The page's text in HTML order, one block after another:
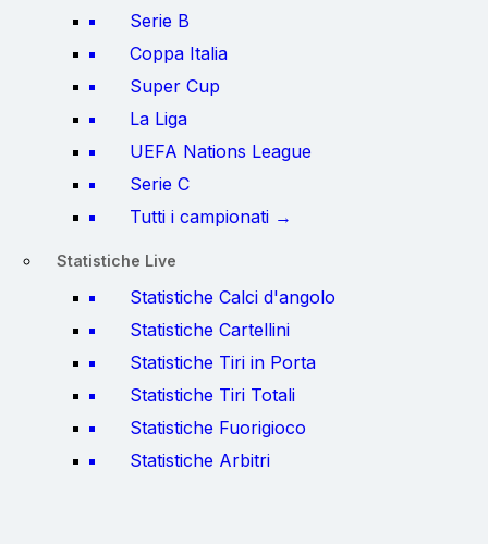
Serie B
Coppa Italia
Super Cup
La Liga
UEFA Nations League
Serie C
Tutti i campionati →
Statistiche Live
Statistiche Calci d'angolo
Statistiche Cartellini
Statistiche Tiri in Porta
Statistiche Tiri Totali
Statistiche Fuorigioco
Statistiche Arbitri